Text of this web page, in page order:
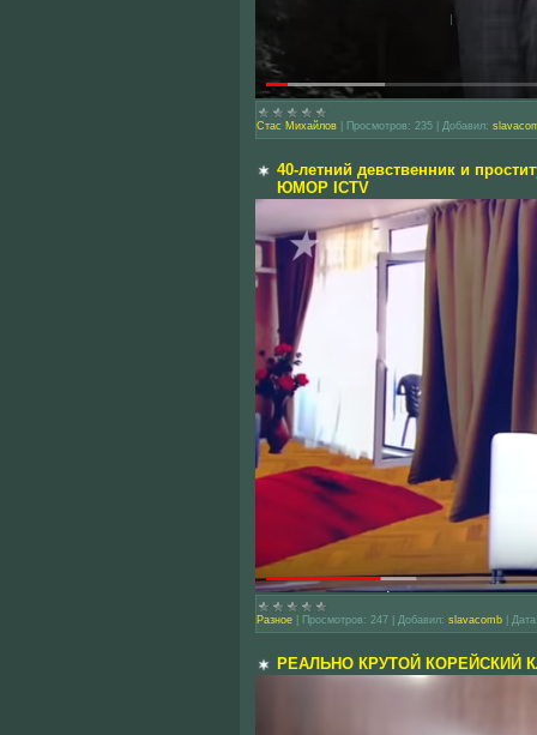
Стас Михайлов Просмотров: 235 Добавил:
40-летний девственник и
ЮМОР ICTV
Разное Просмотров: 247 Добавил: slavacomb
РЕАЛЬНО КРУТОЙ КОРЕЙСКИЙ